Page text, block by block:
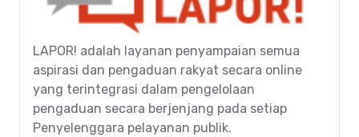
LAPOR! adalah layanan penyampaian semua
aspirasi dan pengaduan rakyat secara online
yang terintegrasi dalam pengelolaan
pengaduan secara berjenjang pada setiap
Penyelenggara pelayanan publik.